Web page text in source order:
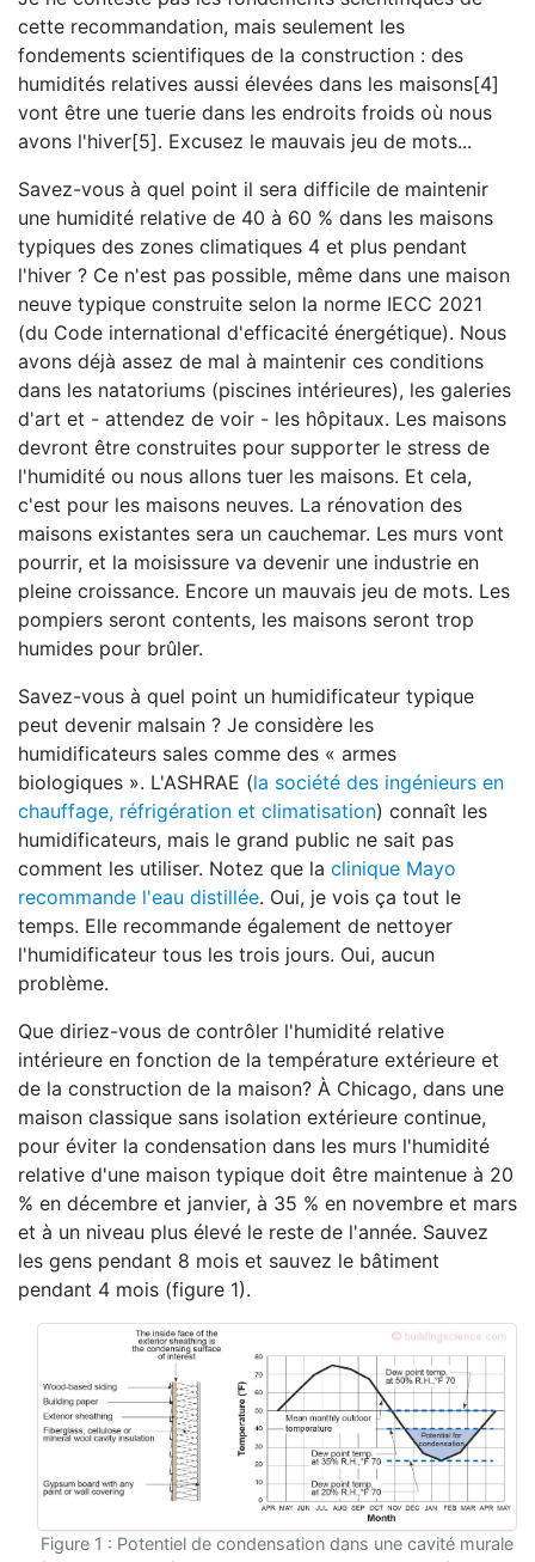
cette recommandation, mais seulement les
fondements scientifiques de la construction : des
humidités relatives aussi élevées dans les maisons[4]
vont être une tuerie dans les endroits froids où nous
avons l'hiver[5]. Excusez le mauvais jeu de mots...
Savez-vous à quel point il sera difficile de maintenir
une humidité relative de 40 à 60 % dans les maisons
typiques des zones climatiques 4 et plus pendant
l'hiver ? Ce n'est pas possible, même dans une maison
neuve typique construite selon la norme IECC 2021
(du Code international d'efficacité énergétique). Nous
avons déjà assez de mal à maintenir ces conditions
dans les natatoriums (piscines intérieures), les galeries
d'art et - attendez de voir - les hôpitaux. Les maisons
devront être construites pour supporter le stress de
l'humidité ou nous allons tuer les maisons. Et cela,
c'est pour les maisons neuves. La rénovation des
maisons existantes sera un cauchemar. Les murs vont
pourrir, et la moisissure va devenir une industrie en
pleine croissance. Encore un mauvais jeu de mots. Les
pompiers seront contents, les maisons seront trop
humides pour brûler.
Savez-vous à quel point un humidificateur typique
peut devenir malsain ? Je considère les
humidificateurs sales comme des « armes
biologiques ». L'ASHRAE (la société des ingénieurs en
chauffage, réfrigération et climatisation) connaît les
humidificateurs, mais le grand public ne sait pas
comment les utiliser. Notez que la clinique Mayo
recommande l'eau distillée. Oui, je vois ça tout le
temps. Elle recommande également de nettoyer
l'humidificateur tous les trois jours. Oui, aucun
problème.
Que diriez-vous de contrôler l'humidité relative
intérieure en fonction de la température extérieure et
de la construction de la maison? À Chicago, dans une
maison classique sans isolation extérieure continue,
pour éviter la condensation dans les murs l'humidité
relative d'une maison typique doit être maintenue à 20
% en décembre et janvier, à 35 % en novembre et mars
et à un niveau plus élevé le reste de l'année. Sauvez
les gens pendant 8 mois et sauvez le bâtiment
pendant 4 mois (figure 1).
Figure 1 : Potentiel de condensation dans une cavité murale